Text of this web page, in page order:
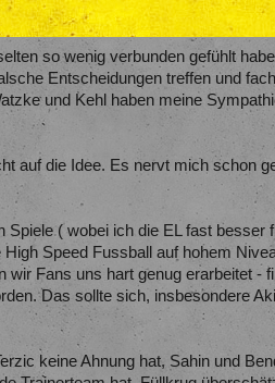
so wenig verbunden gefühlt
Entscheidungen treffen und
und Kehl haben meine
auf die Idee. Es nervt mich schon
( wobei ich die EL fast besser
Speed Fussball auf hohem
Fans uns hart genug erarbeitet -
Das sollte sich, insbesondere
keine Ahnung hat, Sahin und